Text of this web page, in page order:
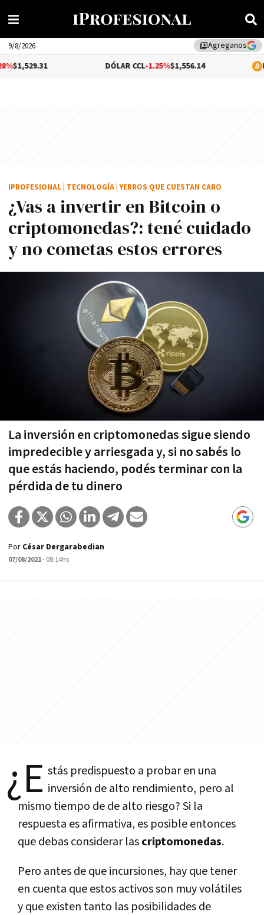
library_addAgreganos
9/8/2026
-1.25%$1,556.14
¿Vas a invertir en Bitcoin o
criptomonedas?: tené cuidado
y no cometas estos errores
La inversión en criptomonedas sigue siendo
impredecible y arriesgada y, si no sabés lo
que estás haciendo, podés terminar con la
pérdida de tu dinero
IPROFESIONAL TECNOLOGÍA |YERROS QUE CUESTAN CARO
Por César Dergarabedian
07/08/2021- 08:14hs
¿E stás predispuesto a probar en una
inversión de alto rendimiento, pero al
mismo tiempo de de alto riesgo? Si la
respuesta es afirmativa, es posible entonces
que debas considerar lascriptomonedas.
Pero antes de que incursiones, hay que tener
en cuenta que estos activos son muy volátiles
y que existen tanto las posibilidades de